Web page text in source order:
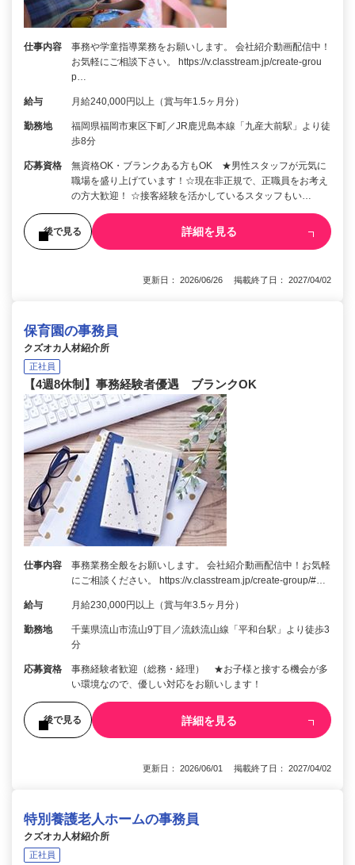
仕事内容
事務や学童指導業務をお願いします。 会社紹介動画配信中！
お気軽にご相談下さい。 https://v.classtream.jp/create-grou
p…
給与 月給240,000円以上（賞与年1.5ヶ月分）
勤務地
福岡県福岡市東区下町／JR鹿児島本線「九産大前駅」より徒
歩8分
応募資格
無資格OK・ブランクある方もOK ★男性スタッフが元気に
職場を盛り上げています！☆現在非正規で、正職員をお考え
の方大歓迎！ ☆接客経験を活かしているスタッフもい…
後で見る 詳細を見る
更新日： 2026/06/26 掲載終了日： 2027/04/02
保育園の事務員
クズオカ人材紹介所
正社員
【4週8休制】事務経験者優遇 ブランクOK
仕事内容
事務業務全般をお願いします。 会社紹介動画配信中！お気軽
にご相談ください。 https://v.classtream.jp/create-group/#…
給与 月給230,000円以上（賞与年3.5ヶ月分）
勤務地
千葉県流山市流山9丁目／流鉄流山線「平和台駅」より徒歩3
分
応募資格
事務経験者歓迎（総務・経理） ★お子様と接する機会が多
い環境なので、優しい対応をお願いします！
後で見る 詳細を見る
更新日： 2026/06/01 掲載終了日： 2027/04/02
特別養護老人ホームの事務員
クズオカ人材紹介所
正社員